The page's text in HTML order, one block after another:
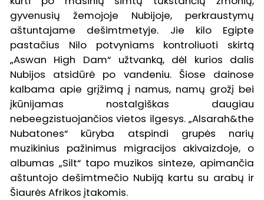
gyvenusių žemojoje Nubijoje, perkraustymų
aštuntajame dešimtmetyje. Jie kilo Egipte
pastačius Nilo potvyniams kontroliuoti skirtą
„Aswan High Dam“ užtvanką, dėl kurios dalis
Nubijos atsidūrė po vandeniu. Šiose dainose
kalbama apie grįžimą į namus, namų grožį bei
įkūnijamas nostalgiškas daugiau
nebeegzistuojančios vietos ilgesys. „Alsarah&the
Nubatones“ kūryba atspindi grupės narių
muzikinius pažinimus migracijos akivaizdoje, o
albumas „Silt“ tapo muzikos sinteze, apimančia
aštuntojo dešimtmečio Nubiją kartu su arabų ir
Šiaurės Afrikos įtakomis.